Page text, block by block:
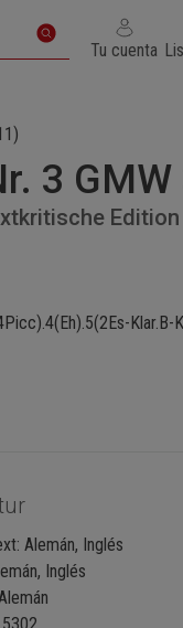
Tu cuenta
3 GMW
Edition
Alemán, Inglés
Inglés